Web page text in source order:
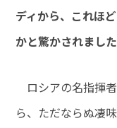
ディから、これほ
かと驚かされました
ロシアの名指揮
ら、ただならぬ凄